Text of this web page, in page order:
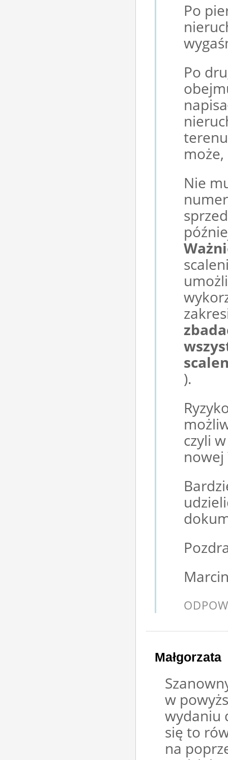
Po
Po
Nie
).
czyli
nowej
Małgorzata
w
wydaniu
się to
na